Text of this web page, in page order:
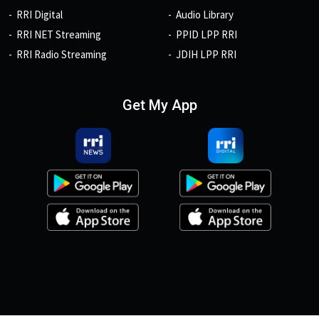
RRI Digital
RRI NET Streaming
RRI Radio Streaming
Audio Library
PPID LPP RRI
JDIH LPP RRI
Get My App